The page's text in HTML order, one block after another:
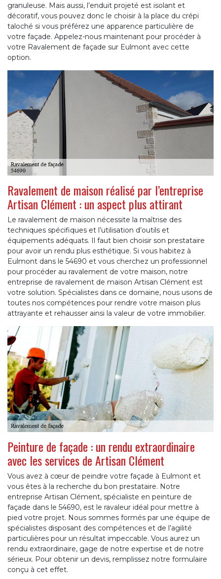
granuleuse. Mais aussi, l’enduit projeté est isolant et
décoratif, vous pouvez donc le choisir à la place du crépi
taloché si vous préférez une apparence particulière de
votre façade. Appelez-nous maintenant pour procéder à
votre Ravalement de façade sur Eulmont avec cette
option.
Ravalement de maison réalisé par l’entreprise
Artisan Clément : un aspect plus attirant
Le ravalement de maison nécessite la maîtrise des
techniques spécifiques et l’utilisation d’outils et
équipements adéquats. Il faut bien choisir son prestataire
pour avoir un rendu plus esthétique. Si vous habitez à
Eulmont dans le 54690 et vous cherchez un professionnel
pour procéder au ravalement de votre maison, notre
entreprise de ravalement de maison Artisan Clément est
votre solution. Spécialistes dans ce domaine, nous usons de
toutes nos compétences pour rendre votre maison plus
attrayante et rehausser ainsi la valeur de votre immobilier.
Peinture de façade : un rendu extraordinaire
avec les services de Artisan Clément
Vous avez à cœur de peindre votre façade à Eulmont et
vous êtes à la recherche du bon prestataire. Notre
entreprise Artisan Clément, spécialiste en peinture de
façade dans le 54690, est le ravaleur idéal pour mettre à
pied votre projet. Nous sommes formés par une équipe de
spécialistes disposant des compétences et de l’agilité
particulières pour un résultat impeccable. Vous aurez un
rendu extraordinaire, gage de notre expertise et de notre
sérieux. Pour obtenir un devis, remplissez notre formulaire
conçu à cet effet.